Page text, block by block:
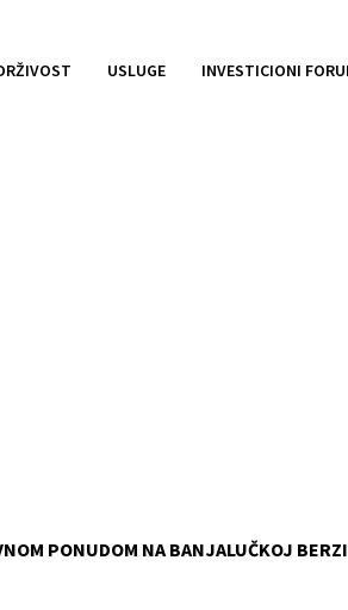
USLUGE INVESTICIONI
PONUDOM NA BANJALUČKOJ